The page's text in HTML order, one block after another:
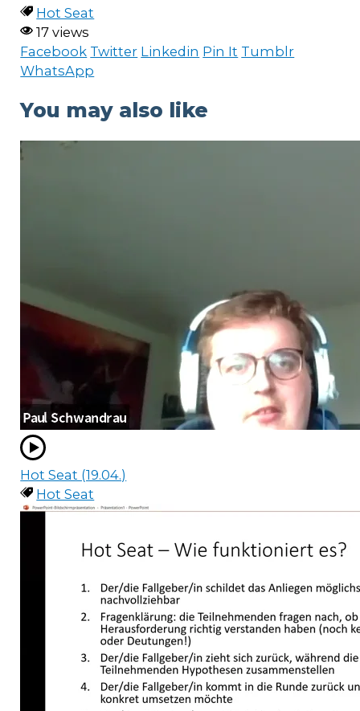
Hot Seat
17 views
Facebook Twitter Linkedin Pin It Tumblr
WhatsApp
You may also like
Hot Seat (19.04.)
Hot Seat